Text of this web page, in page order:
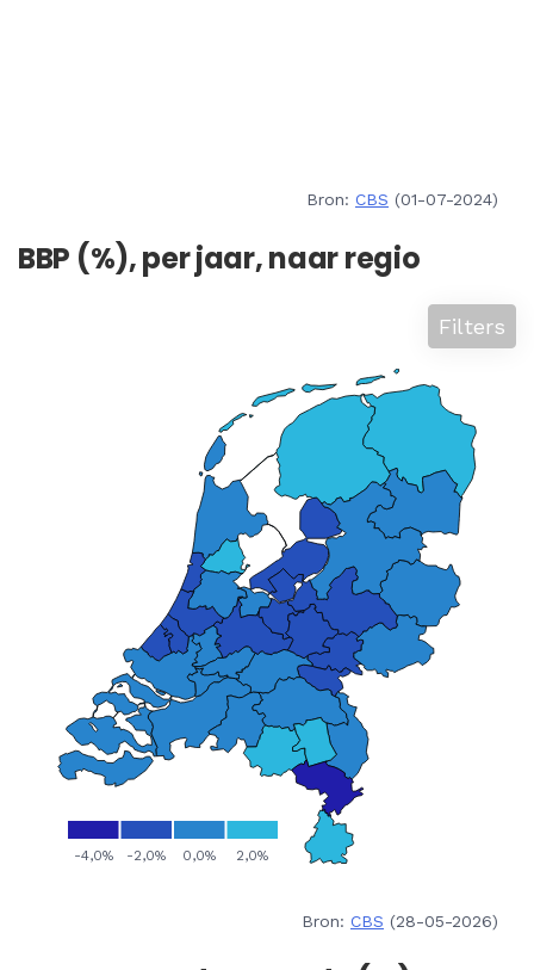
Bron: CBS (01-07-2024)
BBP (%), per jaar, naar regio
Filters
Bron: CBS (28-05-2026)